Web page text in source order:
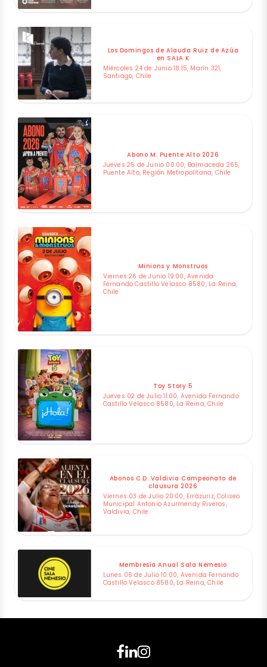
Los Domingos de Alauda Ruiz de Azúa
en SALA K
Miércoles 24 de Junio 18:15, Marín 321,
Santiago, Chile
Abono M. Puente Alto 2026
Jueves 25 de Junio 00:00, Balmaceda 265,
Puente Alto, Región Metropolitana, Chile
Minions y Monstruos
Viernes 26 de Junio 19:00, Avenida
Fernando Castillo Velasco 8580, La Reina,
Chile
Toy Story 5
Jueves 02 de Julio 11:00, Avenida Fernando
Castillo Velasco 8580, La Reina, Chile
Abonos C.D. Valdivia Campeonato de
clausura 2026
Viernes 03 de Julio 20:00, Errázuriz, Coliseo
Municipal Antonio Azurmendy Riveros,
Valdivia, Chile
Membresía Anual Sala Nemesio
Lunes 06 de Julio 10:00, Avenida Fernando
Castillo Velasco 8580, La Reina, Chile